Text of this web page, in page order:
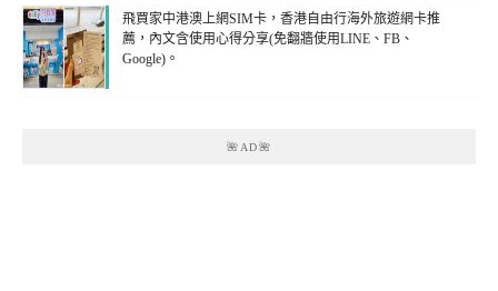
飛買家中港澳上網SIM卡，香港自由行海外旅遊網卡推
薦，內文含使用心得分享(免翻牆使用LINE、FB、
Google)。
🌺AD🌺